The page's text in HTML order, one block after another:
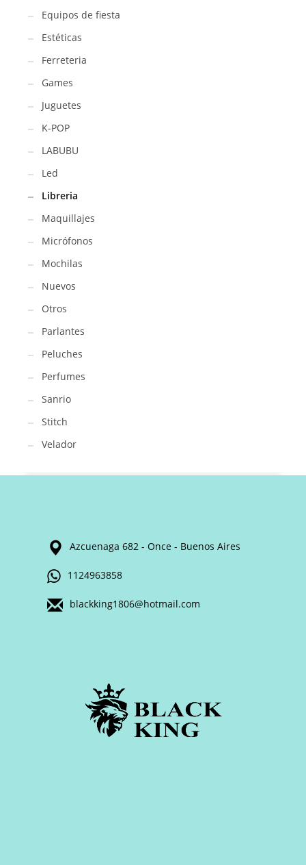
Equipos de fiesta
Estéticas
Ferreteria
Games
Juguetes
K-POP
LABUBU
Led
Libreria
Maquillajes
Micrófonos
Mochilas
Nuevos
Otros
Parlantes
Peluches
Perfumes
Sanrio
Stitch
Velador
Azcuenaga 682 - Once - Buenos Aires
1124963858
blackking1806@hotmail.com